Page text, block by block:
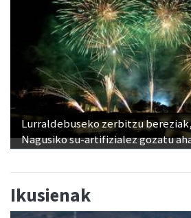
Lurraldebuseko zerbitzu
Nagusiko su-artifizialez gozatu
Ikusienak